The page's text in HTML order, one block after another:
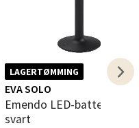
LAGERTØMMING
EVA SOLO
Emendo LED-batterilampe
svart